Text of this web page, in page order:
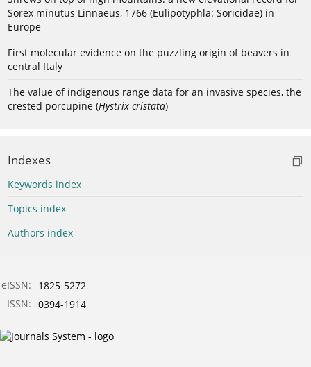
Sorex minutus Linnaeus, 1766 (Eulipotyphla: Soricidae) in
Europe
First molecular evidence on the puzzling origin of beavers in
central Italy
The value of indigenous range data for an invasive species, the
crested porcupine (Hystrix cristata)
Indexes
Keywords index
Topics index
Authors index
eISSN:
1825-5272
ISSN: 0394-1914